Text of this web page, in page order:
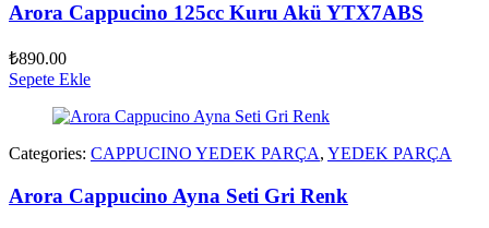
Arora Cappucino 125cc Kuru Akü YTX7ABS
₺890.00
Sepete Ekle
Categories: CAPPUCINO YEDEK PARÇA, YEDEK PARÇA
Arora Cappucino Ayna Seti Gri Renk